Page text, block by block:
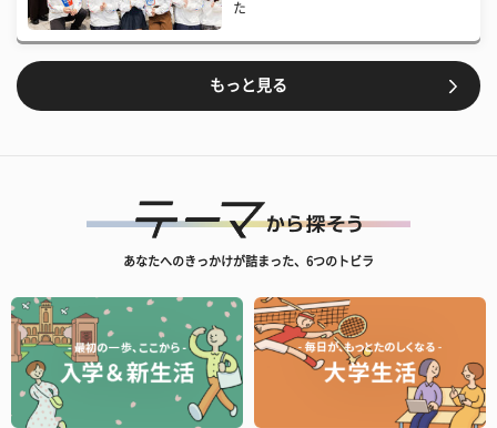
た
もっと見る
あなたへのきっかけが詰まった、6つのトビラ